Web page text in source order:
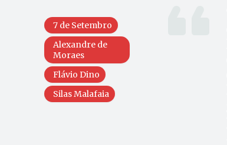
7 de Setembro
Alexandre de
Moraes
Flávio Dino
Silas Malafaia